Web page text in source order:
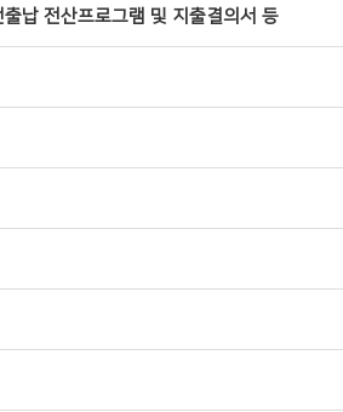
납 전산프로그램 및 지출결의서 등